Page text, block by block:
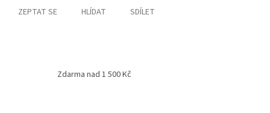
ZEPTAT SE HLÍDAT SDÍLET
Zdarma nad 1 500 Kč